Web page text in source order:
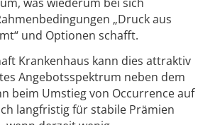
„Druck aus
und Optionen schafft.
Krankenhaus kann dies attraktiv
Angebotsspektrum neben dem
beim Umstieg von Occurrence auf
langfristig für stabile Prämien